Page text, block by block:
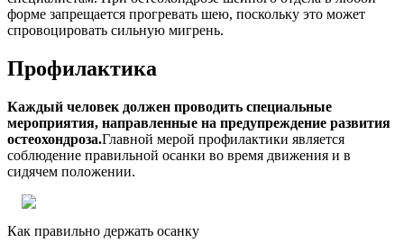
форме запрещается прогревать шею, поскольку это может
спровоцировать сильную мигрень.
Профилактика
Каждый человек должен проводить специальные
мероприятия, направленные на предупреждение развития
остеохондроза.Главной мерой профилактики является
соблюдение правильной осанки во время движения и в
сидячем положении.
Как правильно держать осанку